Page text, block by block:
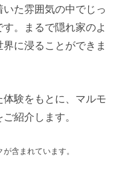
た雰囲気の中でじっ
。まるで隠れ家のよ
に浸ることができま
験をもとに、マルモ
紹介します。
含まれています。